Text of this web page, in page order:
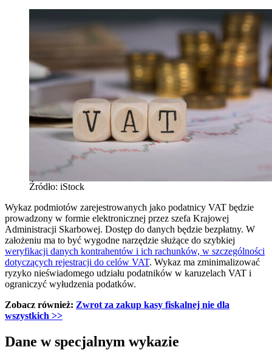
Źródło: iStock
Wykaz podmiotów zarejestrowanych jako podatnicy VAT będzie
prowadzony w formie elektronicznej przez szefa Krajowej
Administracji Skarbowej. Dostęp do danych będzie bezpłatny. W
założeniu ma to być wygodne narzędzie służące do szybkiej
weryfikacji danych kontrahentów i ich rachunków, w szczególności
dotyczących rejestracji do celów VAT. Wykaz ma zminimalizować
ryzyko nieświadomego udziału podatników w karuzelach VAT i
ograniczyć wyłudzenia podatków.
Zobacz również: Zwrot za zakup kasy fiskalnej nie dla
wszystkich >>
Dane w specjalnym wykazie